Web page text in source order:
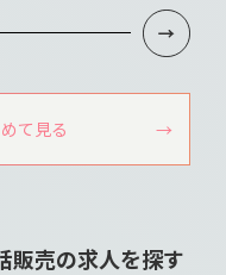
て見る
販売の求人を探す